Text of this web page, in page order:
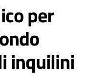
per
inquilini